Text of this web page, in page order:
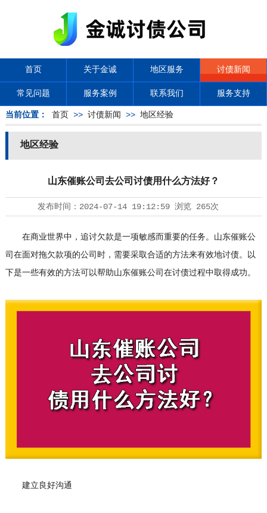
首页 关于金诚 地区服务 讨债新闻
常见问题 服务案例 联系我们 服务支持
当前位置： 首页 >> 讨债新闻 >> 地区经验
地区经验
山东催账公司去公司讨债用什么方法好？
发布时间： 2024-07-14 19:12:59浏览 265次
在商业世界中，追讨欠款是一项敏感而重要的任务。山东催账公
司在面对拖欠款项的公司时，需要采取合适的方法来有效地讨债。以
下是一些有效的方法可以帮助山东催账公司在讨债过程中取得成功。
建立良好沟通